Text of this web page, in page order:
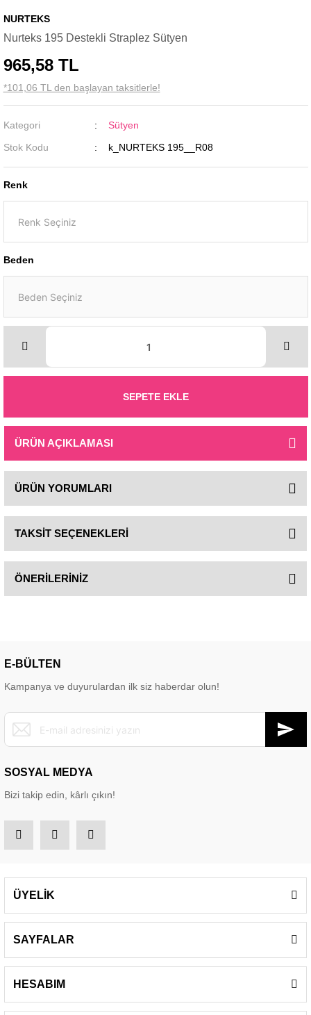
NURTEKS
Nurteks 195 Destekli Straplez Sütyen
965,58 TL
*101,06 TL den başlayan taksitlerle!
Kategori
Sütyen
Stok Kodu
k_NURTEKS 195__R08
Renk
Beden
SEPETE EKLE
ÜRÜN AÇIKLAMASI
ÜRÜN YORUMLARI
TAKSİT SEÇENEKLERİ
ÖNERİLERİNİZ
E-BÜLTEN
Kampanya ve duyurulardan ilk siz haberdar olun!
SOSYAL MEDYA
Bizi takip edin, kârlı çıkın!
ÜYELİK
SAYFALAR
HESABIM